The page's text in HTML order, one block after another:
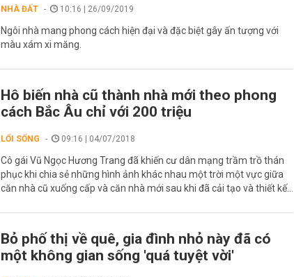
NHÀ ĐẤT 10:16 | 26/09/2019
Ngôi nhà mang phong cách hiện đại và đặc biệt gây ấn tượng với
màu xám xi măng.
Hô biến nhà cũ thành nhà mới theo phong
cách Bắc Âu chỉ với 200 triệu
LỐI SỐNG 09:16 | 04/07/2018
Cô gái Vũ Ngọc Hương Trang đã khiến cư dân mạng trầm trồ thán
phục khi chia sẻ những hình ảnh khác nhau một trời một vực giữa
căn nhà cũ xuống cấp và căn nhà mới sau khi đã cải tạo và thiết kế...
Bỏ phố thị về quê, gia đình nhỏ này đã có
một không gian sống 'quá tuyệt vời'